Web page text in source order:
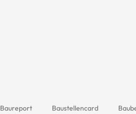
Baureport Baustellencard